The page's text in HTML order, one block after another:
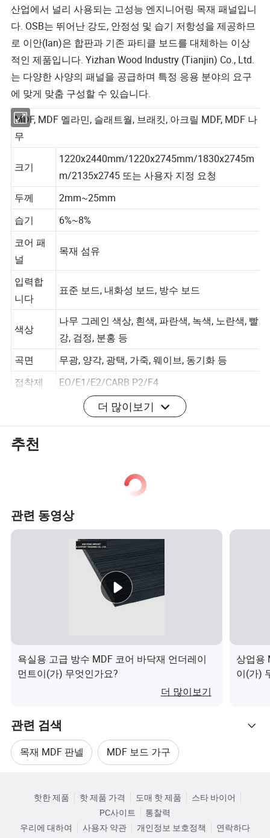
산업에서 널리 사용되는 고성능 엔지니어링 목재 패널입니
다. OSB는 뛰어난 강도, 안정성 및 습기 저항성을 제공하므
로 이안(Ian)은 합판과 기존 파티클 보드를 대체하는 이상
적인 제품입니다. Yizhan Wood Industry (Tianjin) Co., Ltd.
는 다양한 사양의 패널을 공급하며 특정 응용 분야의 요구
에 맞게 맞춤 구성할 수 있습니다.
MDF, MDF 멜라민, 슬래트월, 브래킷, 아크릴 MDF, MDF 나
무
1220x2440mm/1220x2745mm/1830x2745m
m/2135x2745 또는 사용자 지정 요청
두께
2mm~25mm
습기
6%~8%
코어 패
널
입력합
표준 보드, 내화성 보드, 방수 보드
색상
나무 그레인 색상, 흰색, 파란색, 녹색, 노란색, 빨
강, 검정, 분홍 등
곡면
무광, 양각, 광택, 가죽, 웨이브, 동기화 등
EO/E1/E2/CARB P2/F4
응용 프
로그램
부엌 캐비닛, 옷장 문, 신발 캐비닛, TV 캐비닛,
언제든지 이용할 수 있습니다
18mm 두께의 4x8 MDF 보드 패키지, 목축당
Ltems: 50 Piecespallet, 컨테이너당 Ltems: 8
pallets/Container: 패키지 측정: 230X230X590
cm(요청한 대로 컨테이너): 콘테이너당 총 중
량: 2,200.00 kg, 패키지 Sizeper Unit:
122X244X1.8CM, KG/KG 제품당 총 중량: 37kg
임
가장자
우리 공장에서 생산된 PVC/아크릴/ABS 엣지
밴딩으로 99% 색상이 보드와 비슷합니다
상세 사진
우리의 장점
치수
우리의 장점
코어
코어 보드 전체 /'자작나무 심장과 포플라 코어, 사
더 많이보기
추천
관련 동영상
욕실용 고급 방수 MDF 코어 바닥재 언더레이
먼트이(가) 무엇인가요?
더 많이보기
상업용
이(가)
관련 검색
목재 MDF 판넬 MDF 보드 가구
MDF 목재 입자 보드
카테고리로 찾아보기
핫한 제품 핫 제품 가격 도매 핫 제품
스타 바이어
PC사이트
통찰력
우리에 대하여
사용자 약관 개인정보 보호정책 연락하다